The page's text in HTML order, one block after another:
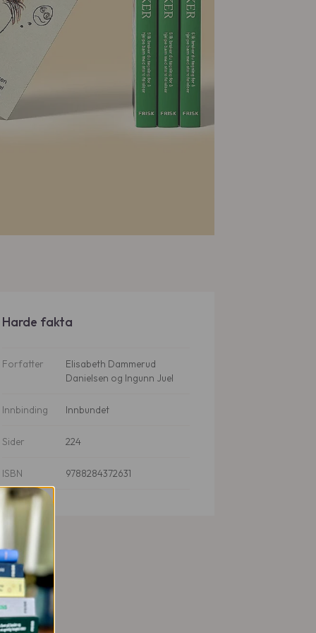
Harde fakta
Forfatter
Elisabeth Dammerud
Danielsen og Ingunn Juel
Innbinding Innbundet
Sider 224
ISBN 9788284372631